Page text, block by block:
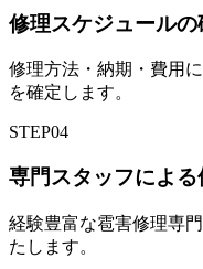
修理スケジュールの
修理方法・納期・費用
を確定します。
STEP04
専門スタッフによ
経験豊富な雹害修理専
たします。